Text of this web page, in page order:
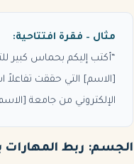
مثال – فقرة افتتاحية:
“أكتب إليكم بحماس كبير
[الاسم] التي حققت تفاعلاً
الإلكتروني من جامعة
الجسم: ربط المهارات